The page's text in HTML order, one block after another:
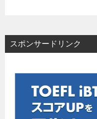
スポンサードリンク